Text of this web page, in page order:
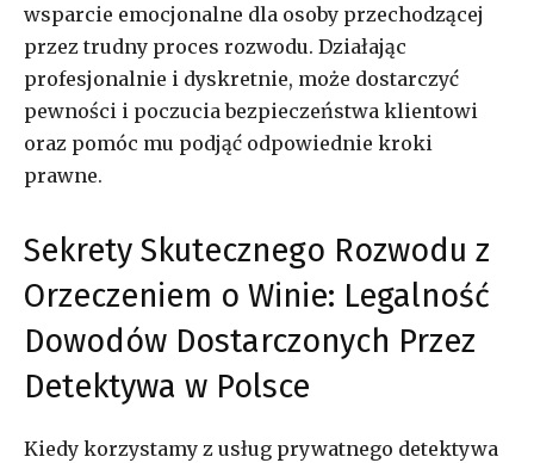
wsparcie emocjonalne dla osoby przechodzącej
przez trudny proces rozwodu. Działając
profesjonalnie i dyskretnie, może dostarczyć
pewności i poczucia bezpieczeństwa klientowi
oraz pomóc mu podjąć odpowiednie kroki
prawne.
Sekrety Skutecznego Rozwodu z
Orzeczeniem o Winie: Legalność
Dowodów Dostarczonych Przez
Detektywa w Polsce
Kiedy korzystamy z usług prywatnego detektywa